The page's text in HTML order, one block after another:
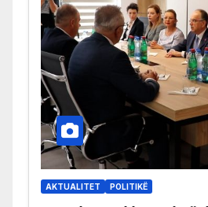
AKTUALITET POLITIKË